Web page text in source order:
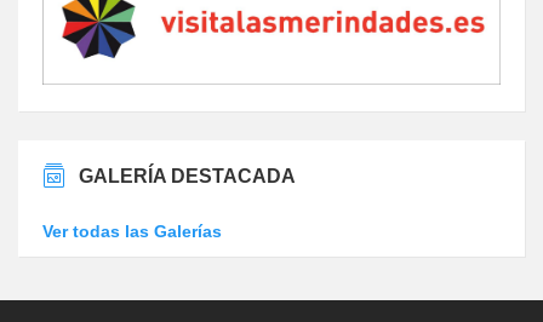
GALERÍA DESTACADA
Ver todas las Galerías